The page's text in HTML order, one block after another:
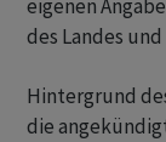
eigenen
des Landes
Hintergrund
die